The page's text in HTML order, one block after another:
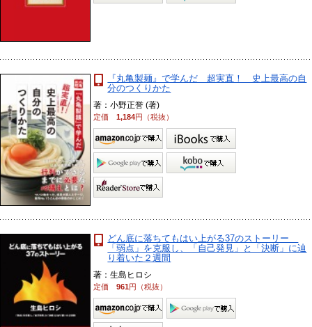
『丸亀製麺』で学んだ 超実直！ 史上最高の自
分のつくりかた
著：小野正誉 (著)
定価1,184円（税抜）
どん底に落ちてもはい上がる37のストーリー
「弱点」を克服し、「自己発見」と「決断」に辿
り着いた２週間
著：生島ヒロシ
定価961円（税抜）